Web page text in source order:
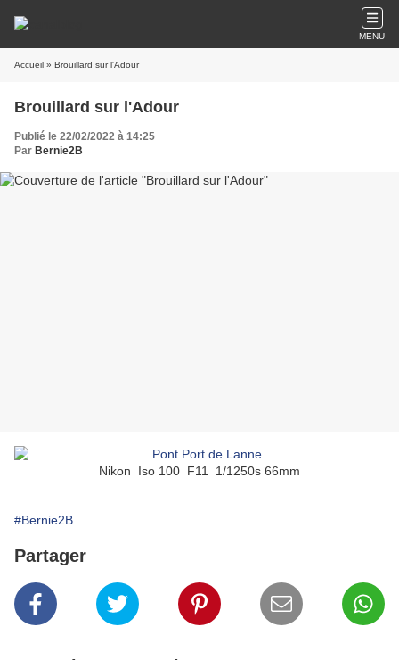
MENU
Accueil » Brouillard sur l'Adour
Brouillard sur l'Adour
Publié le 22/02/2022 à 14:25
Par Bernie2B
Nikon Iso 100 F11 1/1250s 66mm
#Bernie2B
Partager